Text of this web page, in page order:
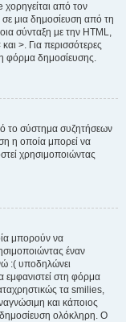
από τον
σε μια δημοσίευση από τη
σύνταξη με την HTML,
>. Για περισσότερες
φόρμα δημοσίευσης.
το σύστημα συζητήσεων
η οποία μπορεί να
χρησιμοποιώντας
μπορούν να
έναν
:( υποδηλώνει
εμφανιστεί στη φόρμα
τα smilies,
και κάποιος
δημοσίευση ολόκληρη. Ο